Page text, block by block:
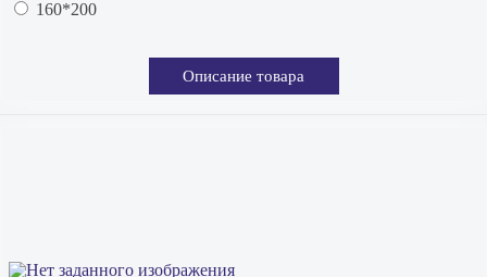
160*200
Описание товара